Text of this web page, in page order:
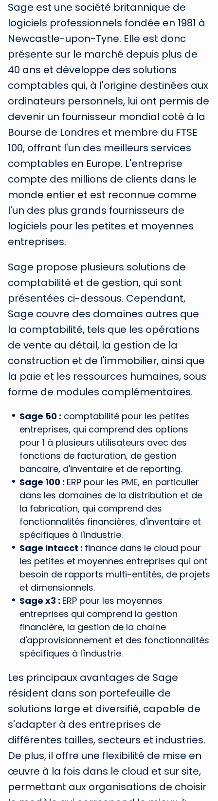
Sage est une société britannique de
logiciels professionnels fondée en 1981 à
Newcastle-upon-Tyne. Elle est donc
présente sur le marché depuis plus de
40 ans et développe des solutions
comptables qui, à l'origine destinées aux
ordinateurs personnels, lui ont permis de
devenir un fournisseur mondial coté à la
Bourse de Londres et membre du FTSE
100, offrant l'un des meilleurs services
comptables en Europe. L'entreprise
compte des millions de clients dans le
monde entier et est reconnue comme
l'un des plus grands fournisseurs de
logiciels pour les petites et moyennes
entreprises.
Sage propose plusieurs solutions de
comptabilité et de gestion, qui sont
présentées ci-dessous. Cependant,
Sage couvre des domaines autres que
la comptabilité, tels que les opérations
de vente au détail, la gestion de la
construction et de l'immobilier, ainsi que
la paie et les ressources humaines, sous
forme de modules complémentaires.
Sage 50 : comptabilité pour les petites
entreprises, qui comprend des options
pour 1 à plusieurs utilisateurs avec des
fonctions de facturation, de gestion
bancaire, d'inventaire et de reporting.
Sage 100 : ERP pour les PME, en particulier
dans les domaines de la distribution et de
la fabrication, qui comprend des
fonctionnalités financières, d'inventaire et
spécifiques à l'industrie.
Sage Intacct : finance dans le cloud pour
les petites et moyennes entreprises qui ont
besoin de rapports multi-entités, de projets
et dimensionnels.
Sage x3 : ERP pour les moyennes
entreprises qui comprend la gestion
financière, la gestion de la chaîne
d'approvisionnement et des fonctionnalités
spécifiques à l'industrie.
Les principaux avantages de Sage
résident dans son portefeuille de
solutions large et diversifié, capable de
s'adapter à des entreprises de
différentes tailles, secteurs et industries.
De plus, il offre une flexibilité de mise en
œuvre à la fois dans le cloud et sur site,
permettant aux organisations de choisir